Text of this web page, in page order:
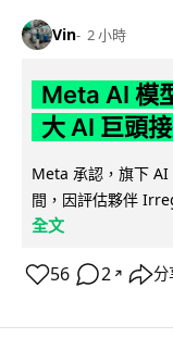
Vin 2 小時
Meta AI 模
大 AI 巨頭
Meta 承認，旗下
間，因評估夥伴
全文
56 2 ↗ 分